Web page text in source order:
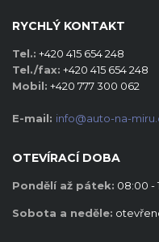
RYCHLÝ KONTAKT
Tel.: +420 415 654 248
Tel./fax: +420 415 654 248
Mobil: +420 777 300 062
E-mail: info@auto-na-
OTEVÍRACÍ DOBA
Pondělí až pátek: 08:00 -
Sobota a neděle: